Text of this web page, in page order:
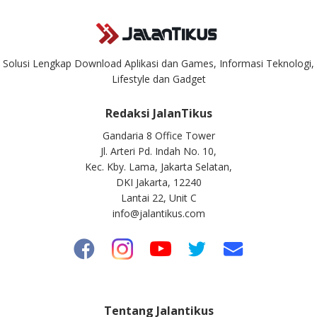
Solusi Lengkap Download Aplikasi dan Games, Informasi Teknologi,
Lifestyle dan Gadget
Redaksi JalanTikus
Gandaria 8 Office Tower
Jl. Arteri Pd. Indah No. 10,
Kec. Kby. Lama, Jakarta Selatan,
DKI Jakarta, 12240
Lantai 22, Unit C
info@jalantikus.com
Tentang Jalantikus